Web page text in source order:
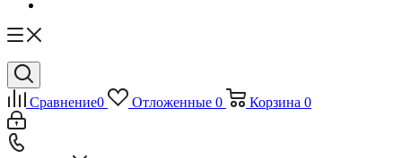
Сравнение0 Отложенные 0 Корзина 0